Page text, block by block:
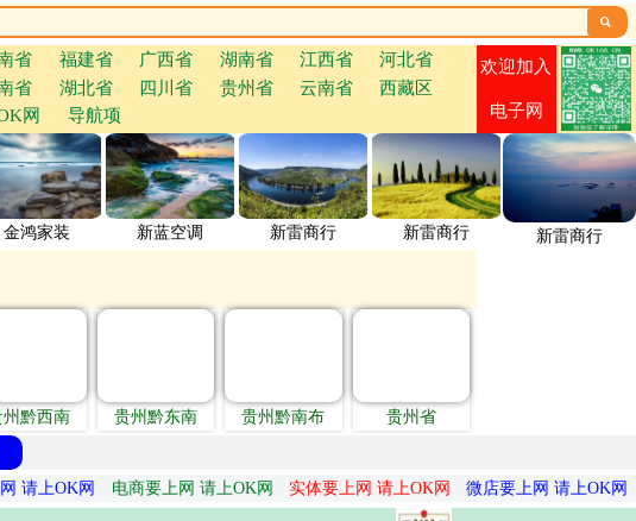

省 福建省 广西省 湖南省 江西省
河北省
省 湖北省 四川省 贵州省 云南省
西藏区
网 导航项
欢迎加入
电子网
金鸿家装 新蓝空调 新雷商行 新雷商行 新雷商行
州黔西南 贵州黔东南 贵州黔南布
贵州省
请上OK网 电商要上网 请上OK网 实体要上网 请上OK网 微店要上网 请上OK网